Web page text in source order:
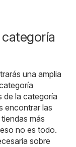
una amplia
de la categoría
encontrar las
más
no es todo.
sobre